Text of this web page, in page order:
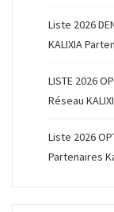
Liste 2026
KALIXIA
LISTE 2026
Réseau
Liste 2026
Partenaires